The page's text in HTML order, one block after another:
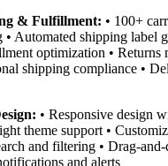
& Fulfillment: • 100+
Automated shipping label
optimization • Returns
shipping compliance •
• Responsive design
theme support •
and filtering • Drag-
and alerts